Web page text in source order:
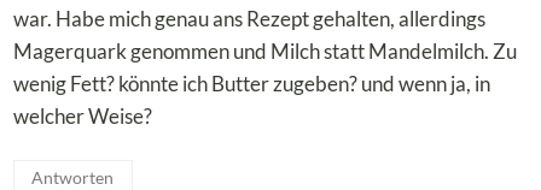
war. Habe mich genau ans Rezept gehalten, allerdings
Magerquark genommen und Milch statt Mandelmilch. Zu
wenig Fett? könnte ich Butter zugeben? und wenn ja, in
welcher Weise?
Antworten